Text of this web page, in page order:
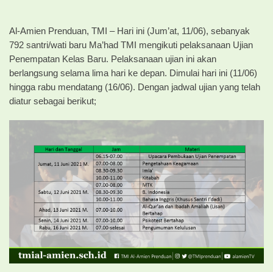
Al-Amien Prenduan, TMI – Hari ini (Jum’at, 11/06), sebanyak
792 santri/wati baru Ma’had TMI mengikuti pelaksanaan Ujian
Penempatan Kelas Baru. Pelaksanaan ujian ini akan
berlangsung selama lima hari ke depan. Dimulai hari ini (11/06)
hingga rabu mendatang (16/06). Dengan jadwal ujian yang telah
diatur sebagai berikut;